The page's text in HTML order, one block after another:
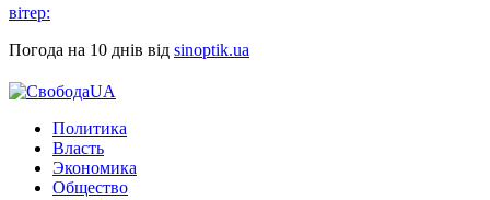
вітер:
Погода на 10 днів від sinoptik.ua
Политика
Власть
Экономика
Общество